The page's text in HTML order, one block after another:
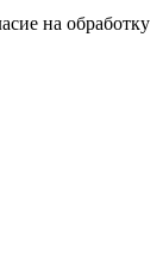
на обработку